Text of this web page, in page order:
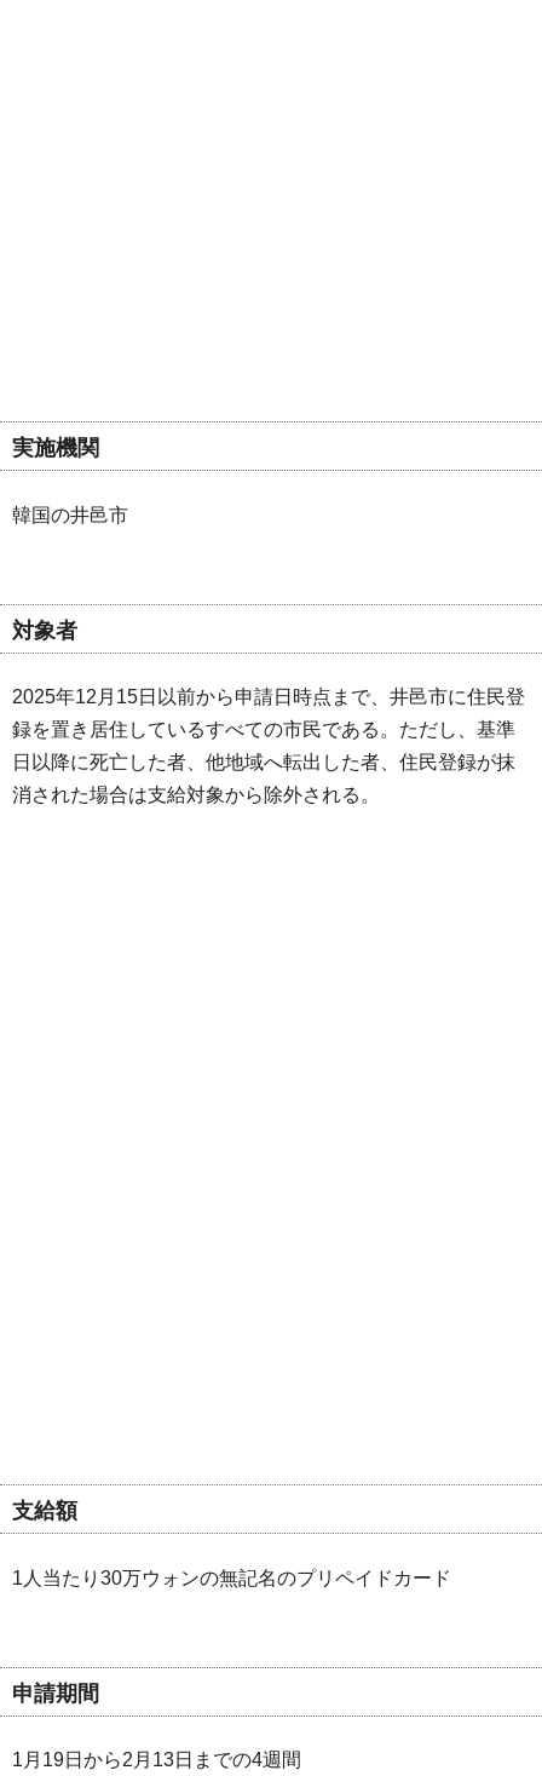
実施機関
韓国の井邑市
対象者
2025年12月15日以前から申請日時点まで、井邑市に住民登
録を置き居住しているすべての市民である。ただし、基準
日以降に死亡した者、他地域へ転出した者、住民登録が抹
消された場合は支給対象から除外される。
支給額
1人当たり30万ウォンの無記名のプリペイドカード
申請期間
1月19日から2月13日までの4週間